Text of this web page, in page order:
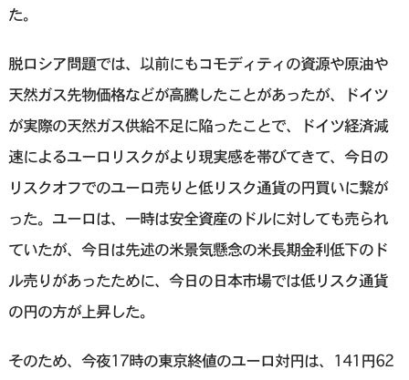
た。
脱ロシア問題では、以前にもコモディティの資源や原油や
天然ガス先物価格などが高騰したことがあったが、ドイツ
が実際の天然ガス供給不足に陥ったことで、ドイツ経済減
速によるユーロリスクがより現実感を帯びてきて、今日の
リスクオフでのユーロ売りと低リスク通貨の円買いに繋が
った。ユーロは、一時は安全資産のドルに対しても売られ
ていたが、今日は先述の米景気懸念の米長期金利低下のド
ル売りがあったために、今日の日本市場では低リスク通貨
の円の方が上昇した。
そのため、今夜17時の東京終値のユーロ対円は、141円62